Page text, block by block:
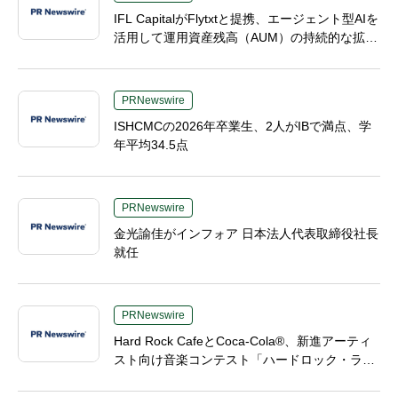
IFL CapitalがFlytxtと提携、エージェント型AIを
活用して運用資産残高（AUM）の持続的な拡大
PRNewswire
ISHCMCの2026年卒業生、2人がIBで満点、学
年平均34.5点
PRNewswire
金光諭佳がインフォア 日本法人代表取締役社長
就任
PRNewswire
Hard Rock CafeとCoca-Cola®、新進アーティ
スト向け音楽コンテスト「ハードロック・ライ